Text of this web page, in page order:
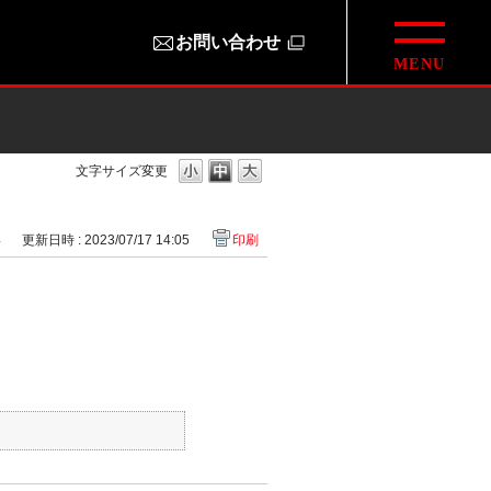
お問い合わせ
文字サイズ変更
更新日時 : 2023/07/17 14:05 印刷